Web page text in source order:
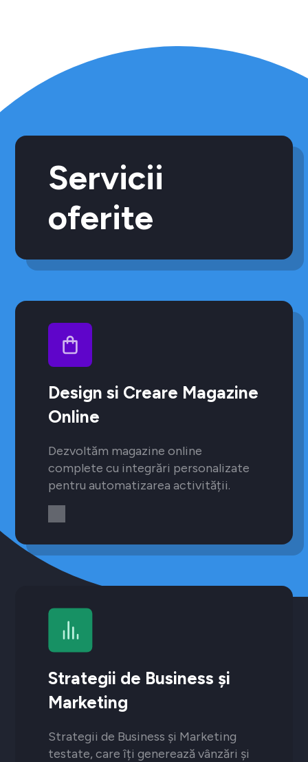
Servicii
oferite
Design si Creare Magazine
Online
Dezvoltăm magazine online
complete cu integrări personalizate
pentru automatizarea activității.
Strategii de Business și
Marketing
Strategii de Business și Marketing
testate, care îți generează vânzări și